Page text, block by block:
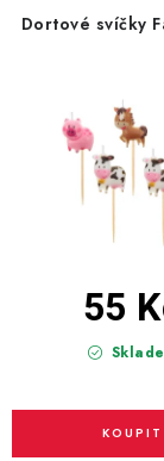
ROZLUČKA
STUHY A
SEZÓNNÍ
Dortové svíčky
55